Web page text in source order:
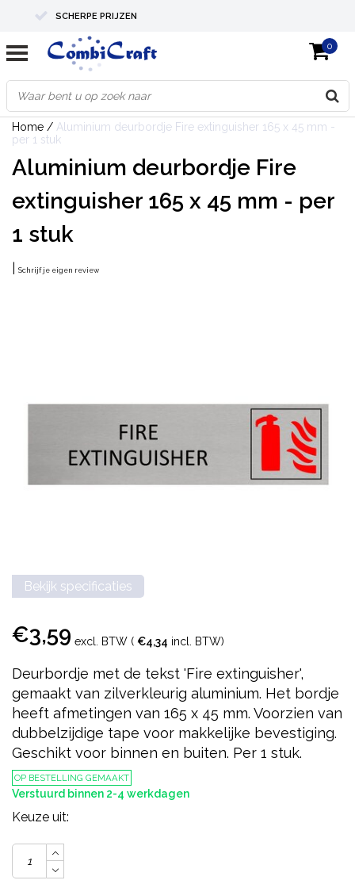
SCHERPE PRIJZEN
PROFESSIONELE KWALITEIT
EXPERTS IN MAATWERK
0
Home / Aluminium deurbordje Fire extinguisher 165 x 45 mm -
per 1 stuk
Aluminium deurbordje Fire
extinguisher 165 x 45 mm - per
1 stuk
Schrijf je eigen review
Bekijk specificaties
€3,59 excl. BTW ( €4,34 incl. BTW)
Deurbordje met de tekst 'Fire extinguisher',
gemaakt van zilverkleurig aluminium. Het bordje
heeft afmetingen van 165 x 45 mm. Voorzien van
dubbelzijdige tape voor makkelijke bevestiging.
Geschikt voor binnen en buiten. Per 1 stuk.
OP BESTELLING GEMAAKT
Verstuurd binnen 2-4 werkdagen
Keuze uit: